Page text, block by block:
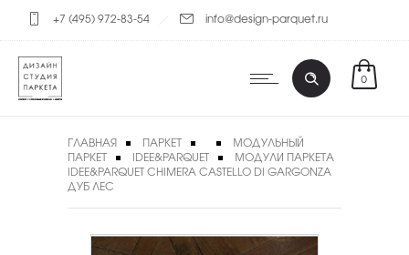
+7 (495) 972-83-54 info@design-parquet.ru
0
ГЛАВНАЯ ПАРКЕТ
МОДУЛЬНЫЙ
ПАРКЕТ
IDEE&PARQUET
МОДУЛИ ПАРКЕТА
IDEE&PARQUET CHIMERA CASTELLO DI GARGONZA
ДУБ ЛЕС